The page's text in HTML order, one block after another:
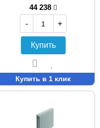
44 238
-
+
Купить
Купить в 1 клик